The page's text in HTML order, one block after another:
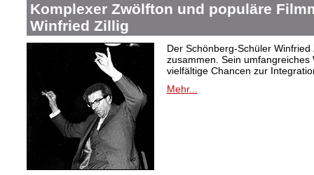
Komplexer Zwölfton und populäre
Winfried Zillig
Der Schönberg-Schüler
zusammen. Sein
vielfältige Chancen zur
Mehr...